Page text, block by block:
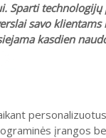
Sparti technologijų
savo
kasdien
įrangos